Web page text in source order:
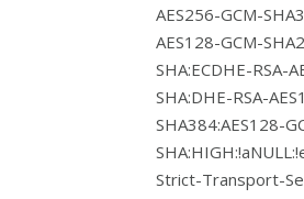
AES256-GCM-
AES128-GCM-
SHA:ECDHE-RSA-
SHA:DHE-RSA-
SHA384:AES128-
Strict-Transport-